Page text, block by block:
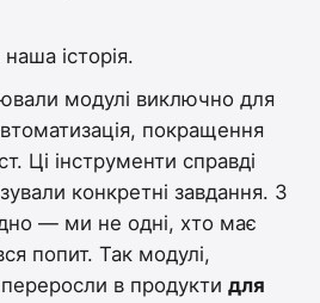
історія.
модулі виключно для
покращення
Ці інструменти справді
конкретні завдання. З
— ми не одні, хто має
попит. Так модулі,
в продукти для